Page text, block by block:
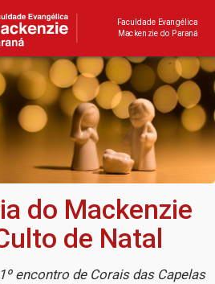
Faculdade Evangélica
Mackenzie do Paraná
do Mackenzie
de Natal
encontro de Corais das Capelas